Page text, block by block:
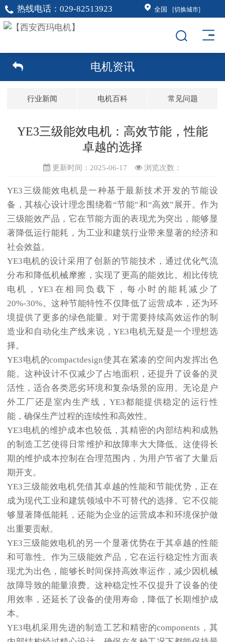
热线电话： 029-82513923 全国 [切换城市]
电机资讯
行业新闻 电机百科 常见问题
YE3三级能效电机：高效节能，性能
卓越的选择
更新时间：2025-06-17 浏览次数：
YE3三级能效电机是一种基于最新技术开发的节能设
备，其核心设计理念围绕着“节能”和“高效”展开。作为
三级能效产品，它在节能方面的表现尤为突出，能够显
著降低运行能耗，为工业和建筑行业带来显著的经济和
社会效益。
YE3电机的设计采用了创新的节能技术，通过优化气流
分布和降低机械摩擦，实现了更高的能效比。相比传统
电机，YE3在相同负载下，每小时的能耗减少了
20%-30%。这种节能特性不仅降低了运营成本，还为环
境提供了更多的绿色能量。对于需要持续高效运作的制
造业和自动化生产线来说，YE3电机无疑是一个理想选
择。
YE3电机的compactdesign使其在紧凑的空间内发挥出色
能。这种设计不仅减少了占地面积，还提升了设备的灵
活性，适合各类恶劣环境和复杂场景的应用。无论是户
外工厂还是室内生产线，YE3都能提供稳定的运行性
能，确保生产过程的连续性和高效性。
YE3电机的维护成本也较低，其精密的内部结构和成熟
的制造工艺使得日常维护和故障率大大降低。这使得长
期的维护成本控制在合理范围内，为用户节省了大量后
期开支。
YE3三级能效电机凭借其卓越的性能和节能优势，正在
成为现代工业和建筑领域中不可替代的选择。它不仅能
够显著降低能耗，还能为企业的运营成本和环境保护做
出重要贡献。
YE3三级能效电机的另一个显著优势在于其卓越的性能
和可靠性。作为三级能效产品，它在运行稳定性方面表
现尤为出色，能够长时间保持高效率运作，减少因机械
故障导致的能量浪费。这种稳定性不仅提升了设备的使
用效率，还延长了设备的使用寿命，降低了长期维护成
本。
YE3电机采用先进的制造工艺和精密的components，其